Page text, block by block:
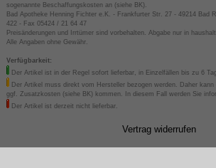
sogenannte Beschaffungskosten an (siehe BK).
Bad Apotheke Henning Fichter e.K. - Frankfurter Str. 27 - 49214 Bad
422 - Fax 05424 / 21 64 47
Preisänderungen und Irrtümer sind vorbehalten. Abgabe nur in
Alle Angaben ohne Gewähr.
Verfügbarkeit:
Der Artikel ist in der Regel sofort lieferbar, in Einzelfällen bis zu 6
Der Artikel muss direkt vom Hersteller bezogen werden. Daher kann
ggf. Zusatzkosten (siehe BK) kommen. In diesem Fall werden Sie
Der Artikel ist derzeit nicht lieferbar.
Vertrag widerrufen